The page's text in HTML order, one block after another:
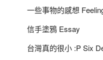
一些事物的感想
信手塗鴉 Essay
台灣真的很小 :P Six